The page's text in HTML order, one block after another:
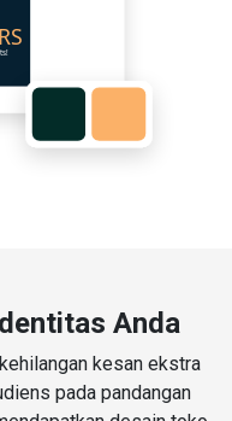
Anda
kesan ekstra
pada pandangan